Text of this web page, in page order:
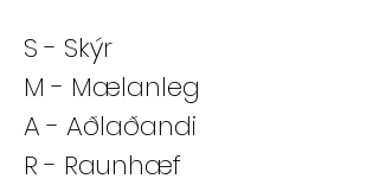
S - Skýr
M - Mælanleg
A - Aðlaðandi
R - Raunhæf